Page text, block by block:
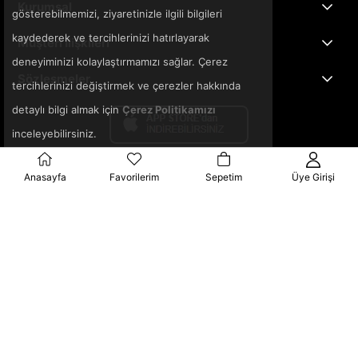
Kurumsal
Müşteri İlişkileri
Sözleşmeler
gösterebilmemizi, ziyaretinizle ilgili bilgileri
kaydederek ve tercihlerinizi hatırlayarak
deneyiminizi kolaylaştırmamızı sağlar. Çerez
tercihlerinizi değiştirmek ve çerezler hakkında
detaylı bilgi almak için Çerez Politikamızı
inceleyebilirsiniz.
Anasayfa Favorilerim Sepetim Üye Girişi